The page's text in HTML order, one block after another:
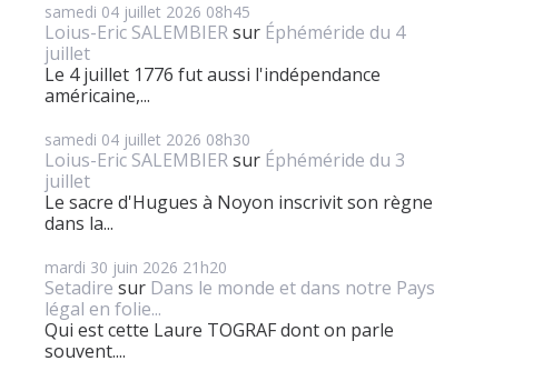
samedi 04 juillet 2026 08h45
Loius-Eric SALEMBIERsur Éphéméride du 4
juillet
Le 4 juillet 1776 fut aussi l'indépendance
américaine,...
samedi 04 juillet 2026 08h30
Loius-Eric SALEMBIERsur Éphéméride du 3
juillet
Le sacre d'Hugues à Noyon inscrivit son règne
dans la...
mardi 30 juin 2026 21h20
Setadire sur Dans le monde et dans notre Pays
légal en folie...
Qui est cette Laure TOGRAF dont on parle
souvent....